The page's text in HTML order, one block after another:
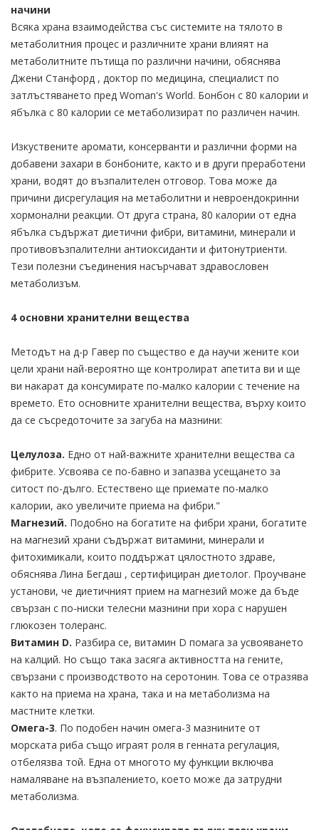
начини
Всяка храна взаимодейства със системите на тялото в
метаболитния процес и различните храни влияят на
метаболитните пътища по различни начини, обяснява
Джени Станфорд , доктор по медицина, специалист по
затлъстяването пред Woman's World. Бонбон с 80 калории и
ябълка с 80 калории се метаболизират по различен начин.
Изкуствените аромати, консерванти и различни форми на
добавени захари в бонбоните, както и в други преработени
храни, водят до възпалителен отговор. Това може да
причини дисрегулация на метаболитни и невроендокринни
хормонални реакции. От друга страна, 80 калории от една
ябълка съдържат диетични фибри, витамини, минерали и
противовъзпалителни антиоксиданти и фитонутриенти.
Тези полезни съединения насърчават здравословен
метаболизъм.
4 основни хранителни вещества
Методът на д-р Гавер по същество е да научи жените кои
цели храни най-вероятно ще контролират апетита ви и ще
ви накарат да консумирате по-малко калории с течение на
времето. Ето основните хранителни вещества, върху които
да се съсредоточите за загуба на мазнини:
Целулоза. Едно от най-важните хранителни вещества са
фибрите. Усвоява се по-бавно и запазва усещането за
ситост по-дълго. Естествено ще приемате по-малко
калории, ако увеличите приема на фибри."
Магнезий. Подобно на богатите на фибри храни, богатите
на магнезий храни съдържат витамини, минерали и
фитохимикали, които поддържат цялостното здраве,
обяснява Лина Бегдаш , сертифициран диетолог. Проучване
установи, че диетичният прием на магнезий може да бъде
свързан с по-ниски телесни мазнини при хора с нарушен
глюкозен толеранс.
Витамин D. Разбира се, витамин D помага за усвояването
на калций. Но също така засяга активността на гените,
свързани с производството на серотонин. Това се отразява
както на приема на храна, така и на метаболизма на
мастните клетки.
Омега-3. По подобен начин омега-3 мазнините от
морската риба също играят роля в генната регулация,
отбелязва той. Една от многото му функции включва
намаляване на възпалението, което може да затрудни
метаболизма.